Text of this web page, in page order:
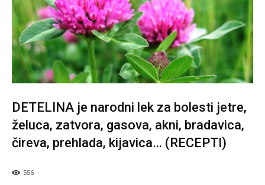
DETELINA je narodni lek za bolesti jetre,
želuca, zatvora, gasova, akni, bradavica,
čireva, prehlada, kijavica… (RECEPTI)
556